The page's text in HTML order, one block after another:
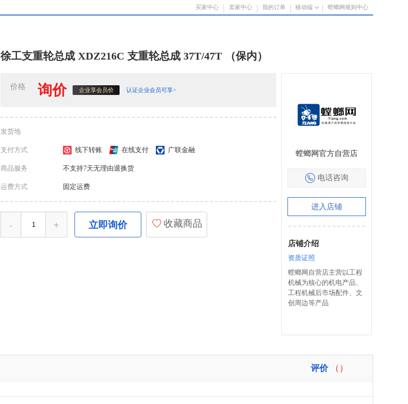
买家中心 卖家中心 我的订单 移动端 螳螂网规则中心
徐工支重轮总成 XDZ216C 支重轮总成 37T/47T （保内）
价格 询价 企业享会员价 认证企业会员可享>
发货地
支付方式 线下转账 在线支付 广联金融
商品服务 不支持7天无理由退换货
运费方式 固定运费
- + 立即询价 收藏商品
螳螂网官方自营店
电话咨询
进入店铺
店铺介绍
资质证照
螳螂网自营店主营以工程
机械为核心的机电产品、
工程机械后市场配件、文
创周边等产品
评价 （）